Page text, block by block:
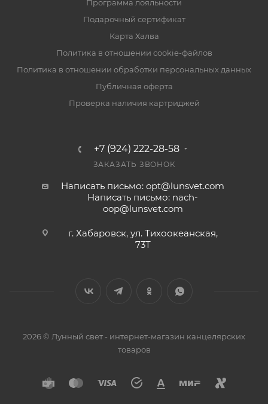
Программа лояльности
Подарочный сертификат
Карта Халва
Политика в отношении cookie-файлов
Политика в отношении обработки персональных данных
Публичная оферта
Проверка наличия картриджей
+7 (924) 222-28-58
ЗАКАЗАТЬ ЗВОНОК
Написать письмо: opt@lunsvet.com
Написать письмо: nach-
oop@lunsvet.com
г. Хабаровск, ул. Тихоокеанская,
73Т
2026 © Лунный свет - интернет-магазин канцелярских
товаров